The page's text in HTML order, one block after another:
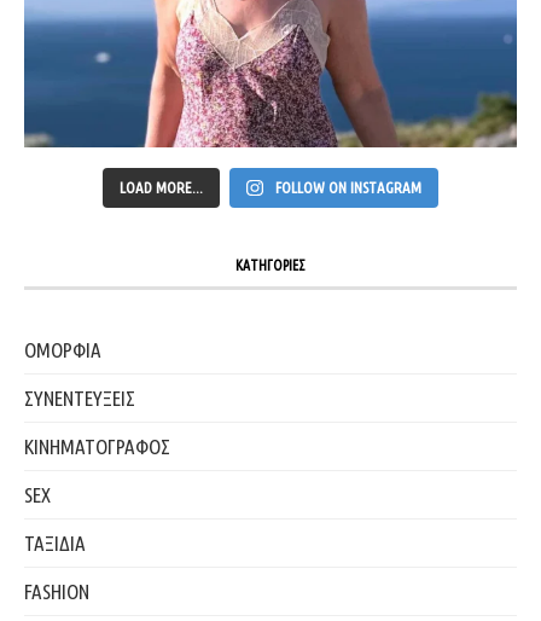
LOAD MORE... FOLLOW ON INSTAGRAM
ΚΑΤΗΓΟΡΙΕΣ
ΟΜΟΡΦΙΑ
ΣΥΝΕΝΤΕΥΞΕΙΣ
ΚΙΝΗΜΑΤΟΓΡΑΦΟΣ
SEX
ΤΑΞΙΔΙΑ
FASHION